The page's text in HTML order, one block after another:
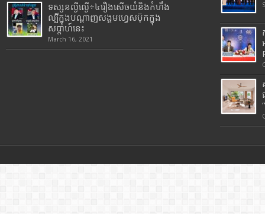
ទស្សនល្ងីល្ងើ÷៤រឿងសើចយំនិងកំហឹង
ល្បីក្នុងបណ្តាញសង្គមហ្វេសប៊ុកក្នុង
សប្តាហ៍នេះ
March 16, 2021